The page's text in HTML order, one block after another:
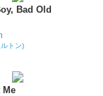
Bad Old
トン)
Me